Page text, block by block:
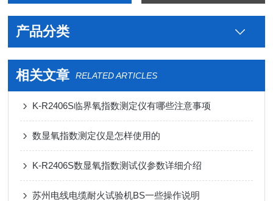
产品分类
相关文章 RELATED ARTICLES
K-R2406S临界氧指数测定仪有哪些注意事项
数显氧指数测定仪是怎样使用的
K-R2406S数显氧指数测试仪参数详细介绍
苏州电线电缆耐火试验机BS一些操作说明